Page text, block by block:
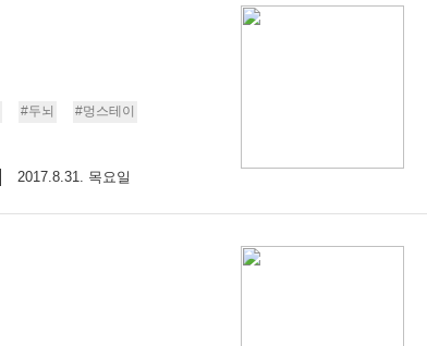
#두뇌
#멍스테이
2017.8.31. 목요일